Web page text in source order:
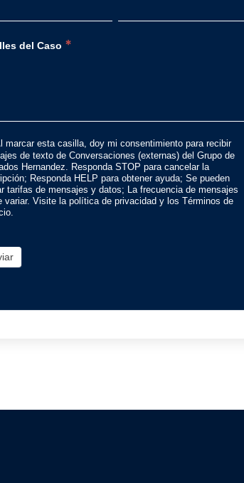
del Caso *
marcar esta casilla, doy mi consentimiento para recibir
de texto de Conversaciones (externas) del Grupo de
Hernandez. Responda STOP para cancelar la
Responda HELP para obtener ayuda; Se pueden
tarifas de mensajes y datos; La frecuencia de mensajes
variar. Visite la política de privacidad y los Términos de